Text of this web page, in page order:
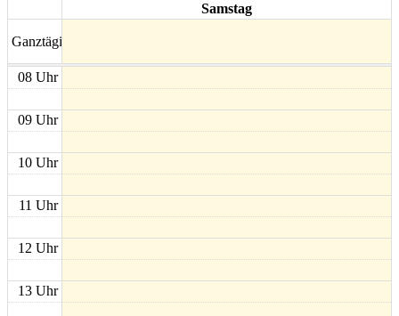
Samstag
Ganztägig
08 Uhr
09 Uhr
10 Uhr
11 Uhr
12 Uhr
13 Uhr